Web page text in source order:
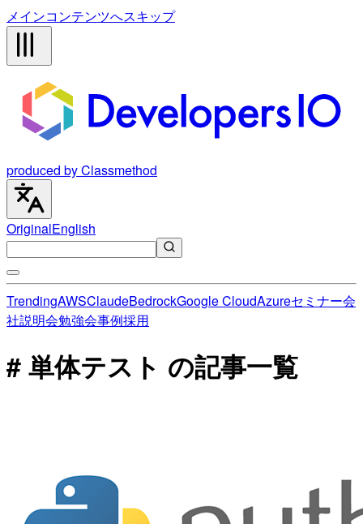
メインコンテンツへスキップ
produced by Classmethod
OriginalEnglish
TrendingAWSClaudeBedrockGoogle CloudAzureセミナー会
社説明会勉強会事例採用
# 単体テスト の記事一覧